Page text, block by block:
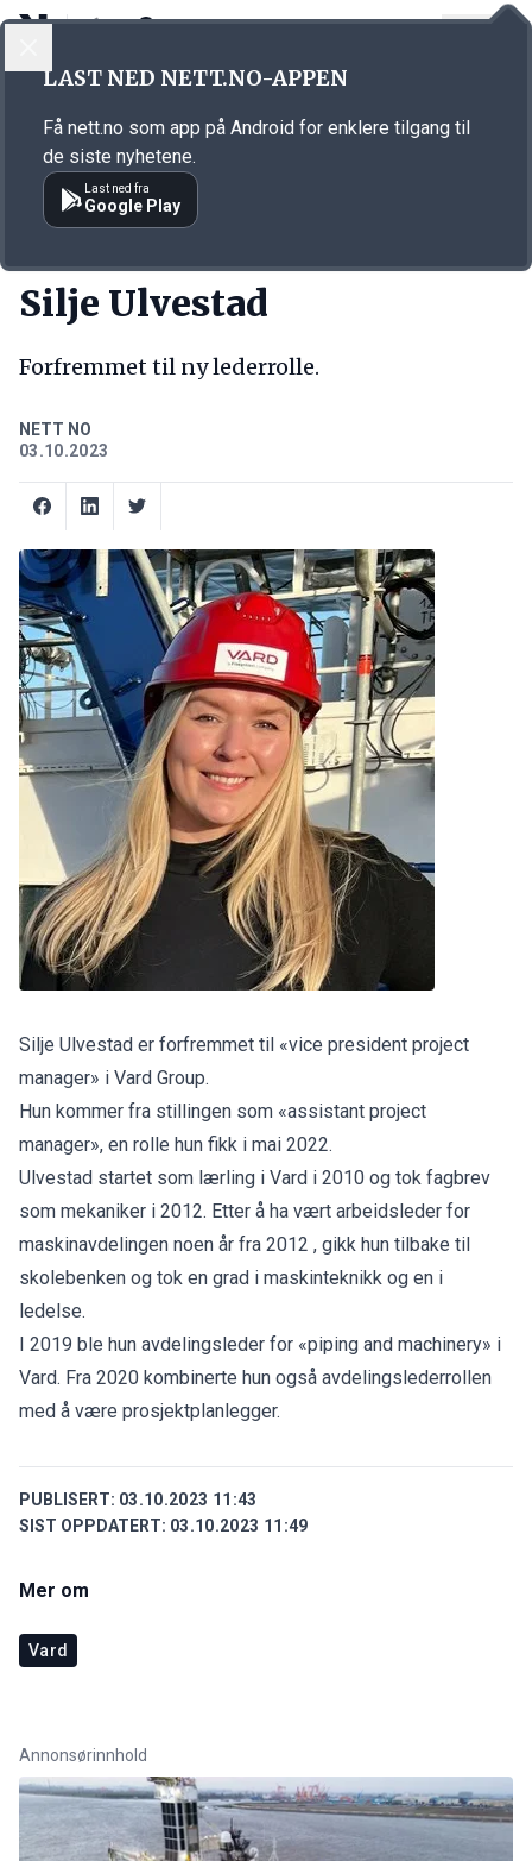
Annonsørinnhold
Silje Ulvestad
Forfremmet til ny lederrolle.
NETT NO
03.10.2023
Silje Ulvestad er forfremmet til «vice president project
manager» i Vard Group.
Hun kommer fra stillingen som «assistant project
manager», en rolle hun fikk i mai 2022.
Ulvestad startet som lærling i Vard i 2010 og tok fagbrev
som mekaniker i 2012. Etter å ha vært arbeidsleder for
maskinavdelingen noen år fra 2012 , gikk hun tilbake til
skolebenken og tok en grad i maskinteknikk og en i
ledelse.
I 2019 ble hun avdelingsleder for «piping and machinery» i
Vard. Fra 2020 kombinerte hun også avdelingslederrollen
med å være prosjektplanlegger.
PUBLISERT: 03.10.2023 11:43
SIST OPPDATERT: 03.10.2023 11:49
Mer om
Vard
Annonsørinnhold
LAST NED NETT.NO-APPEN
Få nett.no som app på Android for enklere tilgang til
de siste nyhetene.
Last ned fra
Google Play